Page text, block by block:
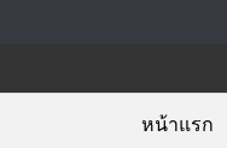
หน้าแรก